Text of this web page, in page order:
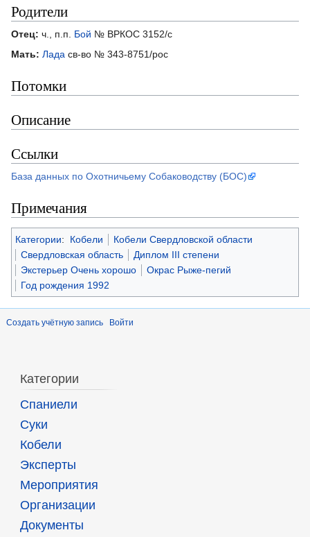
Родители
Отец: ч., п.п. Бой № ВРКОС 3152/с
Мать: Лада св-во № 343-8751/рос
Потомки
Описание
Ссылки
База данных по Охотничьему Собаководству (БОС)
Примечания
Категории: Кобели
Кобели Свердловской области
Свердловская область
Диплом III степени
Экстерьер Очень хорошо
Окрас Рыже-пегий
Год рождения 1992
Создать учётную запись Войти
Категории
Спаниели
Суки
Кобели
Эксперты
Мероприятия
Организации
Документы